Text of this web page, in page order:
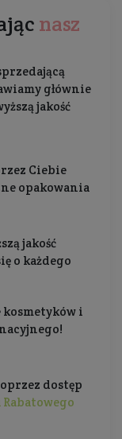
nasz
głównie
jakość
Ciebie
opakowania
jakość
o każdego
kosmetyków i
dostęp